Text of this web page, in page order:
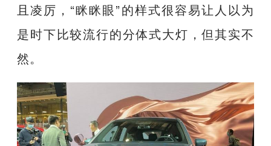
且凌厉，“眯眯眼”的样式很容易让人以为
是时下比较流行的分体式大灯，但其实不
然。